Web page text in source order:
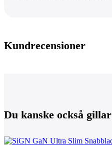
Kundrecensioner
Du kanske också gillar